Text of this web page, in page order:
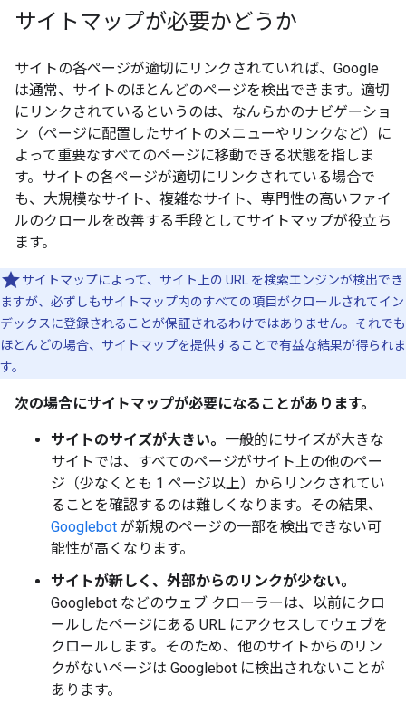
サイトマップが必要かどうか
サイトの各ページが適切にリンクされていれば、Google
は通常、サイトのほとんどのページを検出できます。適切
にリンクされているというのは、なんらかのナビゲーショ
ン（ページに配置したサイトのメニューやリンクなど）に
よって重要なすべてのページに移動できる状態を指しま
す。サイトの各ページが適切にリンクされている場合で
も、大規模なサイト、複雑なサイト、専門性の高いファイ
ルのクロールを改善する手段としてサイトマップが役立ち
ます。
サイトマップによって、サイト上の URL を検索エンジンが検出でき
ますが、必ずしもサイトマップ内のすべての項目がクロールされてイン
デックスに登録されることが保証されるわけではありません。それでも
ほとんどの場合、サイトマップを提供することで有益な結果が得られま
す。
次の場合にサイトマップが必要になることがあります。
サイトのサイズが大きい。 一般的にサイズが大きな
サイトでは、すべてのページがサイト上の他のペー
ジ（少なくとも 1 ページ以上）からリンクされてい
ることを確認するのは難しくなります。その結果、
Googlebot が新規のページの一部を検出できない可
能性が高くなります。
サイトが新しく、外部からのリンクが少ない。
Googlebot などのウェブ クローラーは、以前にクロ
ールしたページにある URL にアクセスしてウェブを
クロールします。そのため、他のサイトからのリン
クがないページは Googlebot に検出されないことが
あります。